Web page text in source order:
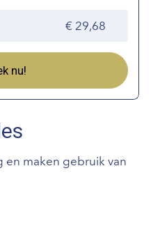
29,68
nu!
en maken gebruik van